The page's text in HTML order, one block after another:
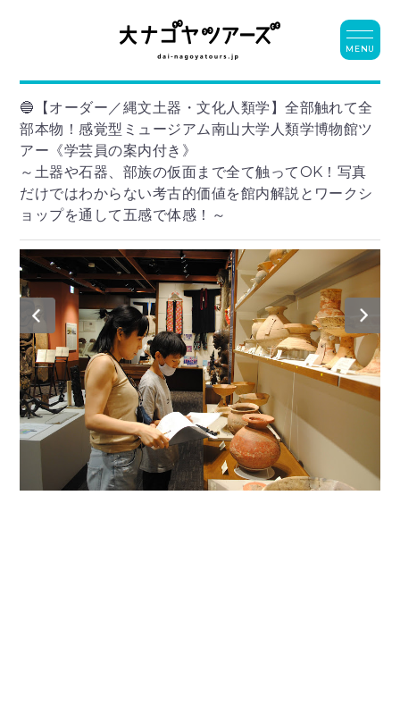
🔵【オーダー／縄文土器・文化人類学】全部触れて全
部本物！感覚型ミュージアム南山大学人類学博物館ツ
アー《学芸員の案内付き》
～土器や石器、部族の仮面まで全て触ってOK！写真
だけではわからない考古的価値を館内解説とワークシ
ョップを通して五感で体感！～
MENU